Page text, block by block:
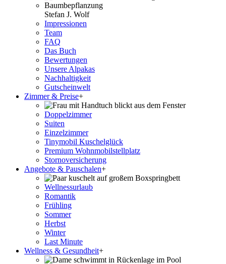
Stefan J. Wolf
Impressionen
Team
FAQ
Das Buch
Bewertungen
Unsere Alpakas
Nachhaltigkeit
Gutscheinwelt
Zimmer & Preise+
Doppelzimmer
Suiten
Einzelzimmer
Tinymobil Kuschelglück
Premium Wohnmobilstellplatz
Stornoversicherung
Angebote & Pauschalen+
Wellnessurlaub
Romantik
Frühling
Sommer
Herbst
Winter
Last Minute
Wellness & Gesundheit+